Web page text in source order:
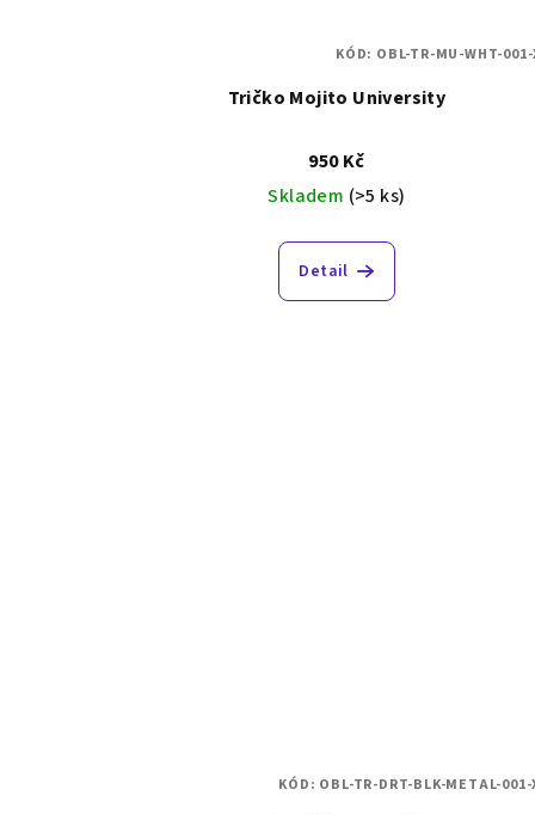
Tričko Mojito University
950 Kč
Skladem (>5 ks)
Detail
KÓD: OBL-TR-MU-WHT-001-
KÓD: OBL-TR-DRT-BLK-METAL-001-